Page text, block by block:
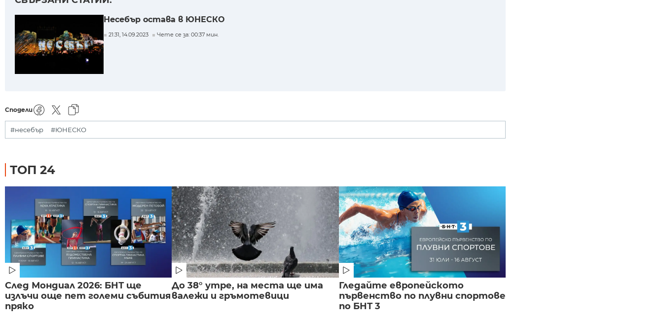
Несебър остава в ЮНЕСКО
21:31, 14.09.2023 Чете се за: 00:37 мин.
Сподели
#несебър #ЮНЕСКО
ТОП 24
След Мондиал 2026: БНТ ще
излъчи още пет големи събития
пряко
До 38° утре, на места ще има
валежи и гръмотевици
Гледайте европейското
първенство по плувни спортове
по БНТ 3